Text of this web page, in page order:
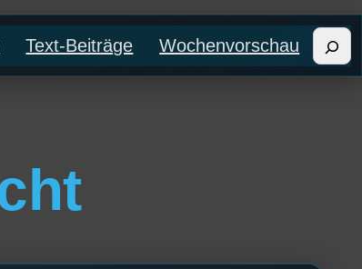
Text-Beiträge Wochenvorschau